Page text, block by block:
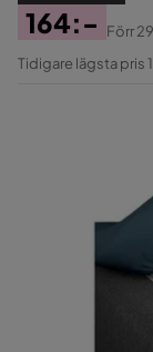
Pris
164:-
Original
Förr
Tidigare lägsta pris